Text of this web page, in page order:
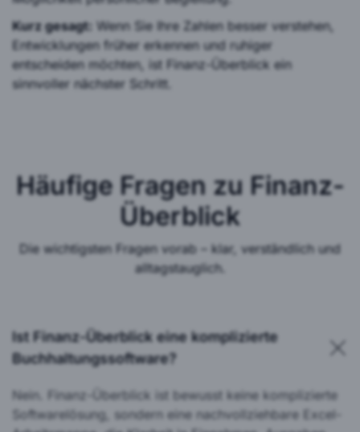
Kurz gesagt: Wenn Sie Ihre Zahlen besser verstehen,
Entwicklungen früher erkennen und ruhiger
entscheiden möchten, ist Finanz-Überblick ein
sinnvoller nächster Schritt.
Häufige Fragen zu Finanz-
Überblick
Die wichtigsten Fragen vorab – klar, verständlich und
alltagstauglich.
Ist Finanz-Überblick eine komplizierte
Buchhaltungssoftware?
Nein. Finanz-Überblick ist bewusst keine komplizierte
Softwarelösung, sondern eine nachvollziehbare Excel-